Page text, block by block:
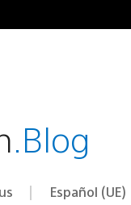
.Blog
Selecciona
Región
Español (UE)